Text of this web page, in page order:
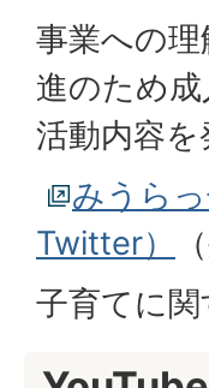
事業への
進のため
活動内容を
みうら
Twitter）
子育てに